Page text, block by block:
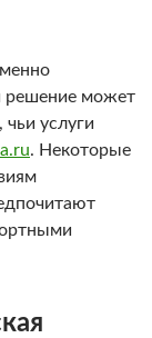
решение может
чьи услуги
. Некоторые